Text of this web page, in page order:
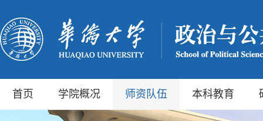
首页 学院概况 师资队伍 本科教育